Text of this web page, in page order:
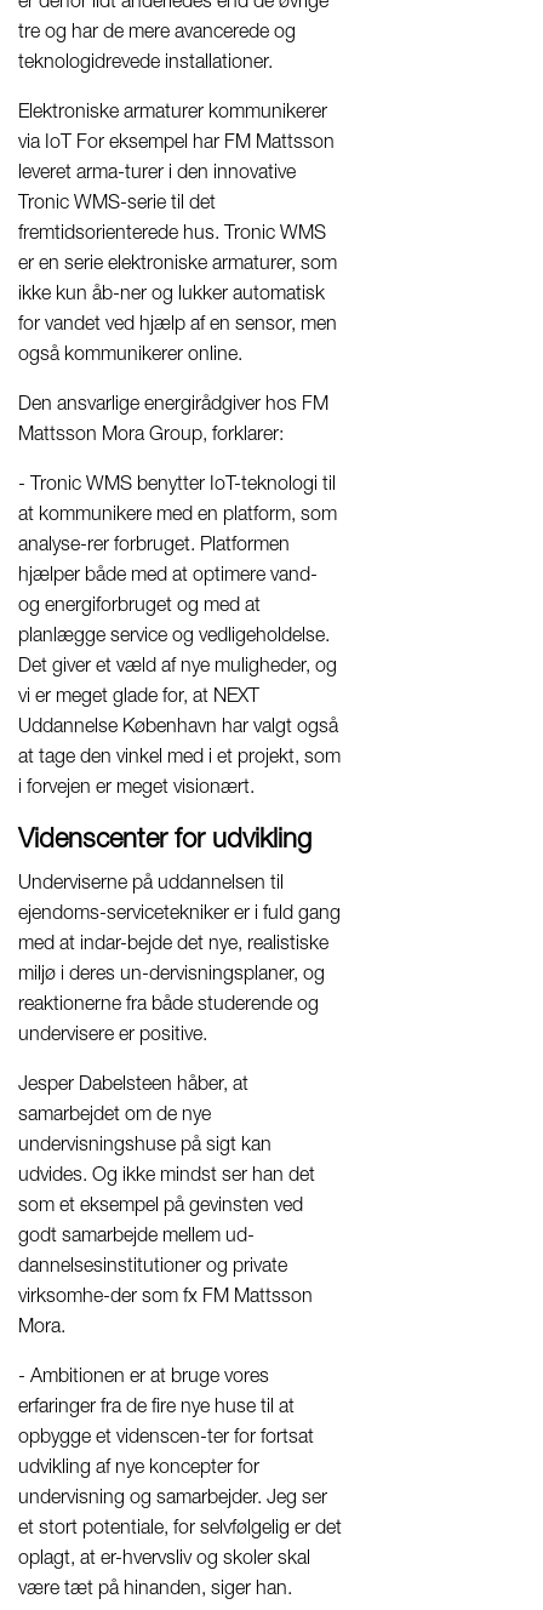
tre og har de mere avancerede og
teknologidrevede installationer.
Elektroniske armaturer kommunikerer
via IoT For eksempel har FM Mattsson
leveret arma-turer i den innovative
Tronic WMS-serie til det
fremtidsorienterede hus. Tronic WMS
er en serie elektroniske armaturer, som
ikke kun åb-ner og lukker automatisk
for vandet ved hjælp af en sensor, men
også kommunikerer online.
Den ansvarlige energirådgiver hos FM
Mattsson Mora Group, forklarer:
- Tronic WMS benytter IoT-teknologi til
at kommunikere med en platform, som
analyse-rer forbruget. Platformen
hjælper både med at optimere vand-
og energiforbruget og med at
planlægge service og vedligeholdelse.
Det giver et væld af nye muligheder, og
vi er meget glade for, at NEXT
Uddannelse København har valgt også
at tage den vinkel med i et projekt, som
i forvejen er meget visionært.
Videnscenter for udvikling
Underviserne på uddannelsen til
ejendoms-servicetekniker er i fuld gang
med at indar-bejde det nye, realistiske
miljø i deres un-dervisningsplaner, og
reaktionerne fra både studerende og
undervisere er positive.
Jesper Dabelsteen håber, at
samarbejdet om de nye
undervisningshuse på sigt kan
udvides. Og ikke mindst ser han det
som et eksempel på gevinsten ved
godt samarbejde mellem ud-
dannelsesinstitutioner og private
virksomhe-der som fx FM Mattsson
Mora.
- Ambitionen er at bruge vores
erfaringer fra de fire nye huse til at
opbygge et videnscen-ter for fortsat
udvikling af nye koncepter for
undervisning og samarbejder. Jeg ser
et stort potentiale, for selvfølgelig er det
oplagt, at er-hvervsliv og skoler skal
være tæt på hinanden, siger han.